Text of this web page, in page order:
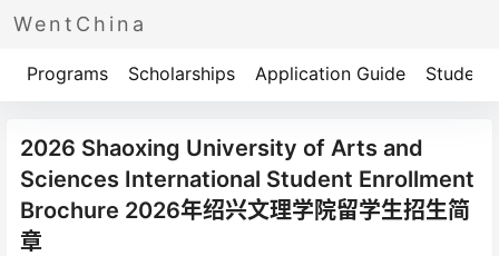
WentChina
Programs Scholarships Application Guide Student
2026 Shaoxing University of Arts and
Sciences International Student Enrollment
Brochure 2026年绍兴文理学院留学生招生简
章